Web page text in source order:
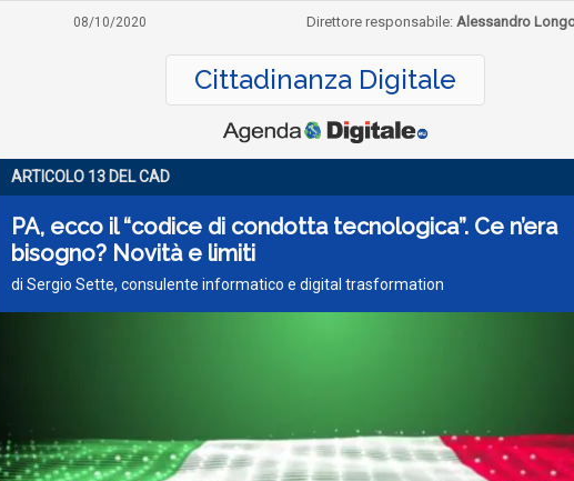
08/10/2020 Direttore responsabile: Alessandro
Cittadinanza Digitale
ARTICOLO 13 DEL CAD
PA, ecco il “codice di condotta tecnologica”. Ce n’era
bisogno? Novità e limiti
di Sergio Sette, consulente informatico e digital trasformation